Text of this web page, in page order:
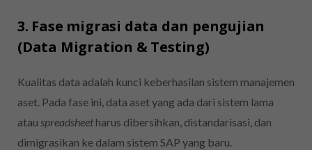
3. Fase migrasi data dan pengujian
(Data Migration & Testing)
Kualitas data adalah kunci keberhasilan sistem manajemen
aset. Pada fase ini, data aset yang ada dari sistem lama
atau spreadsheetharus dibersihkan, distandarisasi, dan
dimigrasikan ke dalam sistem SAP yang baru.